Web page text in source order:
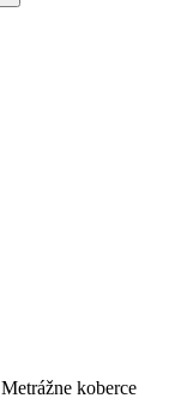
Metrážne koberce